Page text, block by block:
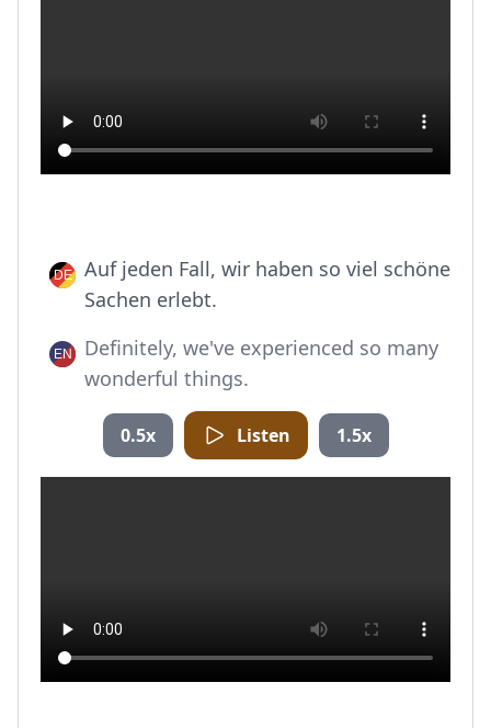
Auf jeden Fall, wir haben so viel schöne
Sachen erlebt.
Definitely, we've experienced so many
wonderful things.
0.5x Listen 1.5x